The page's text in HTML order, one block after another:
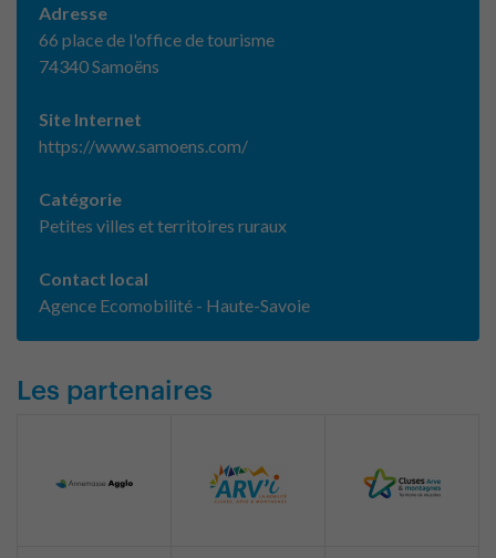
Adresse
66 place de l'office de tourisme
74340 Samoëns
Site Internet
https://www.samoens.com/
Catégorie
Petites villes et territoires ruraux
Contact local
Agence Ecomobilité - Haute-Savoie
Les partenaires